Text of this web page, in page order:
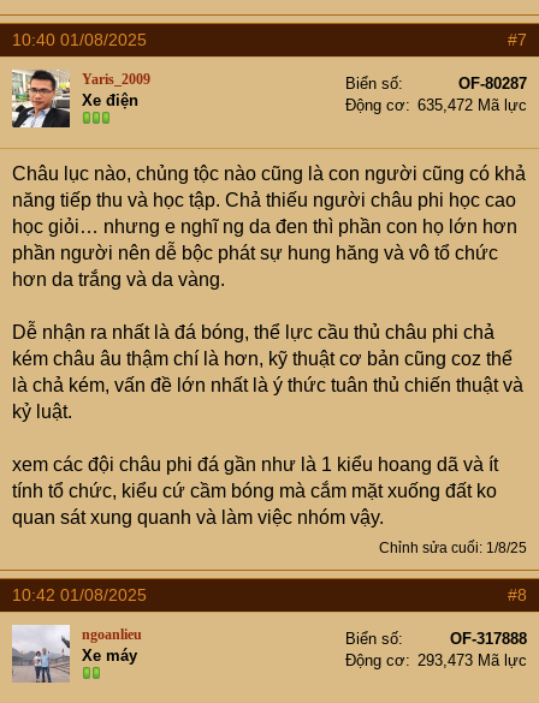
10:40 01/08/2025 #7
Yaris_2009
Xe điện
Biển số
OF-80287
Động cơ
635,472 Mã lực
Châu lục nào, chủng tộc nào cũng là con người cũng có khả
năng tiếp thu và học tập. Chả thiếu người châu phi học cao
học giỏi… nhưng e nghĩ ng da đen thì phần con họ lớn hơn
phần người nên dễ bộc phát sự hung hăng và vô tổ chức
hơn da trắng và da vàng.
Dễ nhận ra nhất là đá bóng, thể lực cầu thủ châu phi chả
kém châu âu thậm chí là hơn, kỹ thuật cơ bản cũng coz thể
là chả kém, vấn đề lớn nhất là ý thức tuân thủ chiến thuật và
kỷ luật.
xem các đội châu phi đá gần như là 1 kiểu hoang dã và ít
tính tổ chức, kiểu cứ cầm bóng mà cắm mặt xuống đất ko
quan sát xung quanh và làm việc nhóm vậy.
Chỉnh sửa cuối: 1/8/25
10:42 01/08/2025 #8
ngoanlieu
Xe máy
Biển số
OF-317888
Động cơ
293,473 Mã lực